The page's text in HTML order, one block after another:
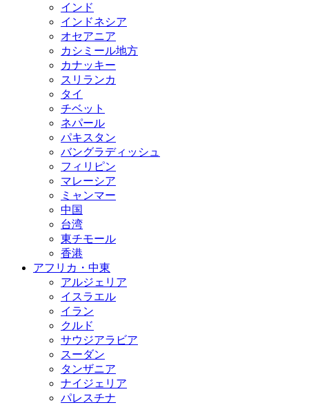
インド
インドネシア
オセアニア
カシミール地方
カナッキー
スリランカ
タイ
チベット
ネパール
パキスタン
バングラディッシュ
フィリピン
マレーシア
ミャンマー
中国
台湾
東チモール
香港
アフリカ・中東
アルジェリア
イスラエル
イラン
クルド
サウジアラビア
スーダン
タンザニア
ナイジェリア
パレスチナ